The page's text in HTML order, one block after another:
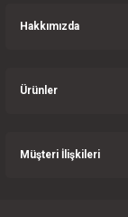
Hakkımızda
Ürünler
Müşteri İlişkileri